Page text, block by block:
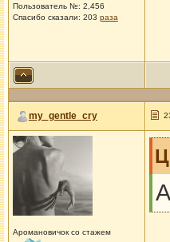
Пользователь №: 2,456
Спасибо сказали: 203 раза
my_gentle_cry
Аромановичок со стажем